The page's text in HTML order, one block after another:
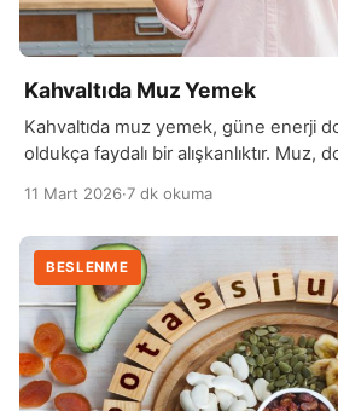
Kahvaltıda Muz Yemek
Kahvaltıda muz yemek, güne enerji
oldukça faydalı bir alışkanlıktır. Muz,
dengeli bir enerji sağlar. Ayrıca
sindirimi kolaydır ve midenin uzun
yardımcı olabilir. Muz, potasyum
değerlidir. Potasyum, kalp ve kas
11 Mart 2026·7 dk okuma
BESLENME